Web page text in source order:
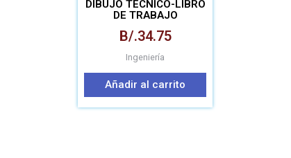
DIBUJO TÉCNICO-LIBRO
DE TRABAJO
B/.34.75
Ingeniería
Añadir al carrito